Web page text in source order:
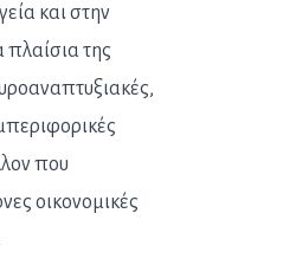
και στην
πλαίσια της
που
οικονομικές